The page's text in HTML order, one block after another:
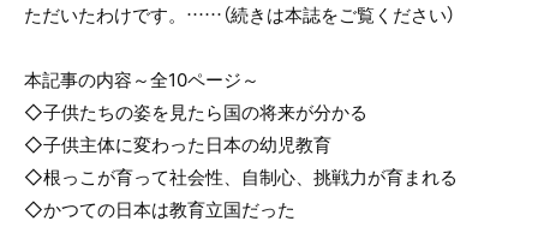
ただいたわけです。……（続きは本誌をご覧ください）
本記事の内容～全10ページ～
◇子供たちの姿を見たら国の将来が分かる
◇子供主体に変わった日本の幼児教育
◇根っこが育って社会性、自制心、挑戦力が育まれる
◇かつての日本は教育立国だった